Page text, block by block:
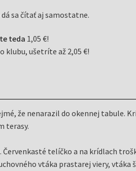
sa čítať aj samostatne.
teda 1,05 €!
klubu, ušetríte až 2,05 €!
že nenarazil do okennej tabule.
terasy.
Červenkasté telíčko a na krídlach
vtáka prastarej viery, vtáka